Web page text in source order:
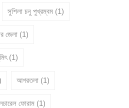
সুশিলা চনু পুখ্রম্বম (1)
জেলা (1)
(1)
আগরতলা (1)
ফোরাম (1)